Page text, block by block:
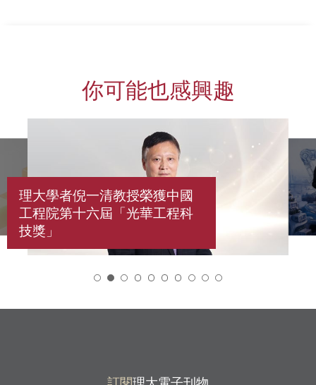
你可能也感興趣
理大學者倪一清教授榮獲中國
工程院第十六屆「光華工程科
技獎」